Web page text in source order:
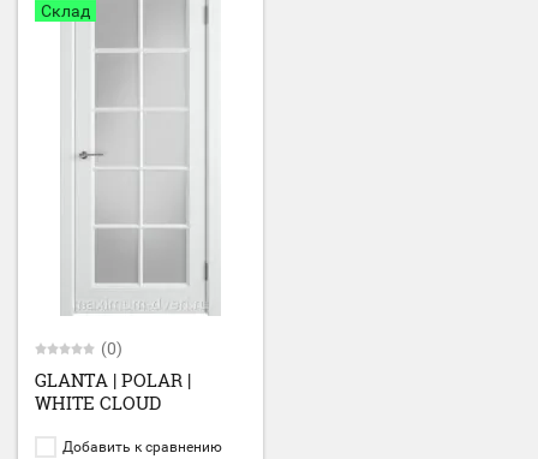
Склад
(0)
GLANTA | POLAR |
WHITE CLOUD
Добавить к сравнению